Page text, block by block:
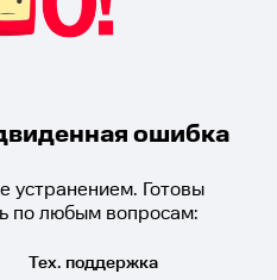
ошибка
устранением. Готовы
по любым вопросам:
Тех. поддержка